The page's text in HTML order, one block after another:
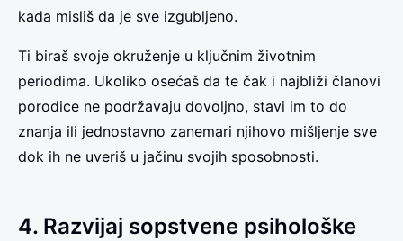
kada misliš da je sve izgubljeno.
Ti biraš svoje okruženje u ključnim životnim
periodima. Ukoliko osećaš da te čak i najbliži članovi
porodice ne podržavaju dovoljno, stavi im to do
znanja ili jednostavno zanemari njihovo mišljenje sve
dok ih ne uveriš u jačinu svojih sposobnosti.
4. Razvijaj sopstvene psihološke